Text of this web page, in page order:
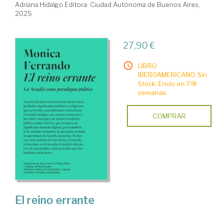
Adriana Hidalgo Editora. Ciudad Autónoma de Buenos Aires,
2025
27,90 €
LIBRO
IBEROAMERICANO. Sin
Stock. Envío en 7/8
semanas.
COMPRAR
El reino errante